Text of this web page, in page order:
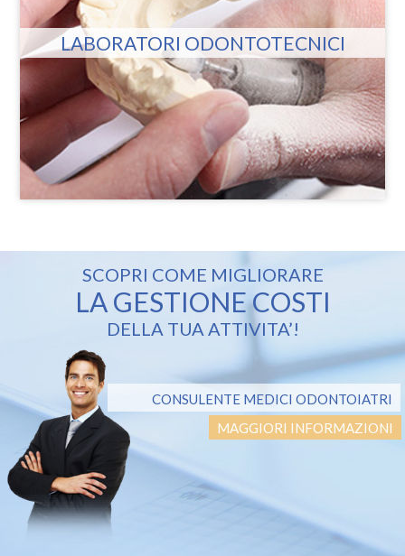
LABORATORI ODONTOTECNICI
SCOPRI COME MIGLIORARE
LA GESTIONE COSTI
DELLA TUA ATTIVITA’!
CONSULENTE MEDICI ODONTOIATRI
MAGGIORI INFORMAZIONI